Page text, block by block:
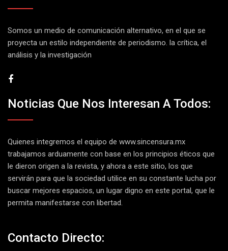
Somos un medio de comunicación alternativo, en el que se
proyecta un estilo independiente de periodismo. la crítica, el
análisis y la investigación
Noticias Que Nos Interesan A Todos:
Quienes integremos el equipo de www.sincensura.mx
trabajamos arduamente con base en los principios éticos que
le dieron origen a la revista, y ahora a este sitio, los que
servirán para que la sociedad utilice en su constante lucha por
buscar mejores espacios, un lugar digno en este portal, que le
permita manifestarse con libertad.
Contacto Directo: